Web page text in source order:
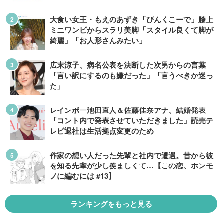
大食い女王・もえのあずき「ぴんくこーで」膝上
ミニワンピからスラリ美脚「スタイル良くて脚が
綺麗」「お人形さんみたい」
広末涼子、病名公表を決断した次男からの言葉
「言い訳にするのも嫌だった」「言うべきか迷っ
た」
レインボー池田直人＆佐藤佳奈アナ、結婚発表
「コント内で発表させていただきました」読売テ
レビ退社は生活拠点変更のため
作家の想い人だった先輩と社内で遭遇。昔から彼
を知る先輩が少し羨ましくて…【この恋、ホンモ
ノに編むには #13】
ランキングをもっと見る